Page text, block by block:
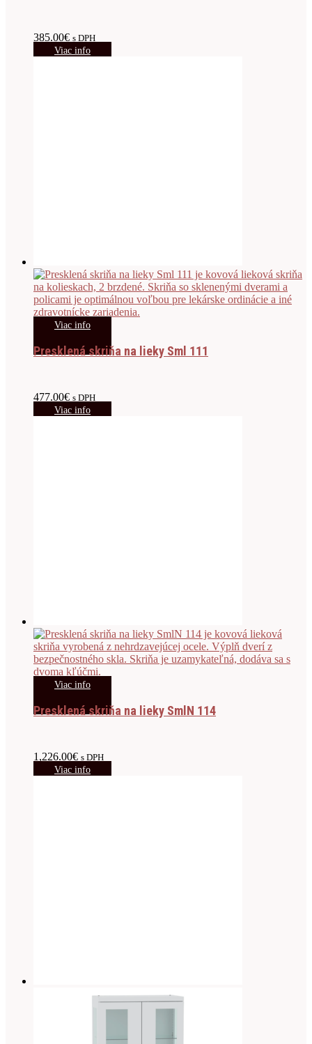
385.00€ s DPH
Viac info
Viac info
Presklená skriňa na lieky Sml 111
477.00€ s DPH
Viac info
Viac info
Presklená skriňa na lieky SmlN 114
1,226.00€ s DPH
Viac info